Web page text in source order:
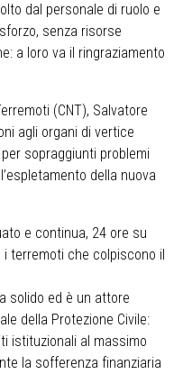
dal personale di ruolo e
senza risorse
a loro va il ringraziamento
(CNT), Salvatore
agli organi di vertice
sopraggiunti problemi
della nuova
e continua, 24 ore su
terremoti che colpiscono il
solido ed è un attore
della Protezione Civile:
istituzionali al massimo
la sofferenza finanziaria